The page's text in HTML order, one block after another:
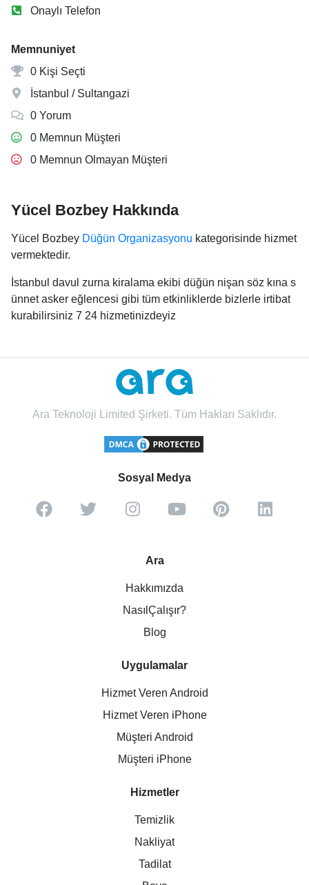
Onaylı Telefon
Memnuniyet
0 Kişi Seçti
İstanbul / Sultangazi
0 Yorum
0 Memnun Müşteri
0 Memnun Olmayan Müşteri
Yücel Bozbey Hakkında
Yücel Bozbey Düğün Organizasyonu kategorisinde hizmet
vermektedir.
İstanbul davul zurna kiralama ekibi düğün nişan söz kına s
ünnet asker eğlencesi gibi tüm etkinliklerde bizlerle irtibat
kurabilirsiniz 7 24 hizmetinizdeyiz
Ara Teknoloji Limited Şirketi. Tüm Hakları Saklıdır.
Sosyal Medya
Ara
Hakkımızda
NasılÇalışır?
Blog
Uygulamalar
Hizmet Veren Android
Hizmet Veren iPhone
Müşteri Android
Müşteri iPhone
Hizmetler
Temizlik
Nakliyat
Tadilat